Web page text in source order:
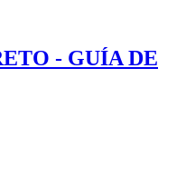
- GUÍA DE